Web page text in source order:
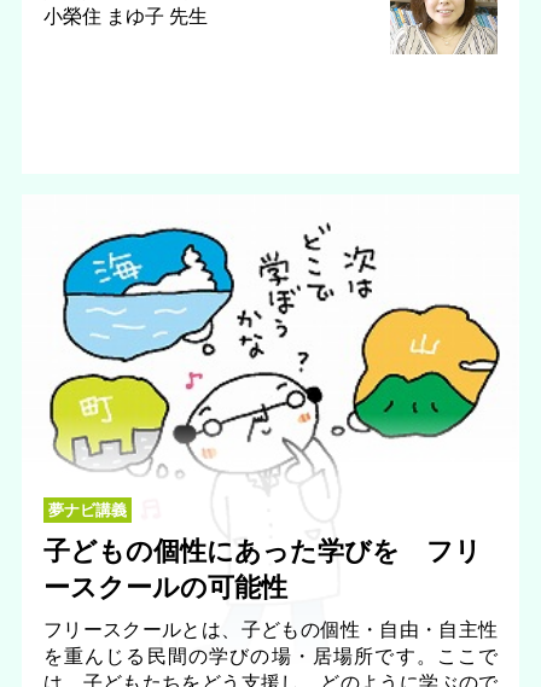
小榮住 まゆ子 先生
夢ナビ講義
子どもの個性にあった学びを フリ
ースクールの可能性
フリースクールとは、子どもの個性・自由・自主性
を重んじる民間の学びの場・居場所です。ここで
は、子どもたちをどう支援し、どのように学ぶので